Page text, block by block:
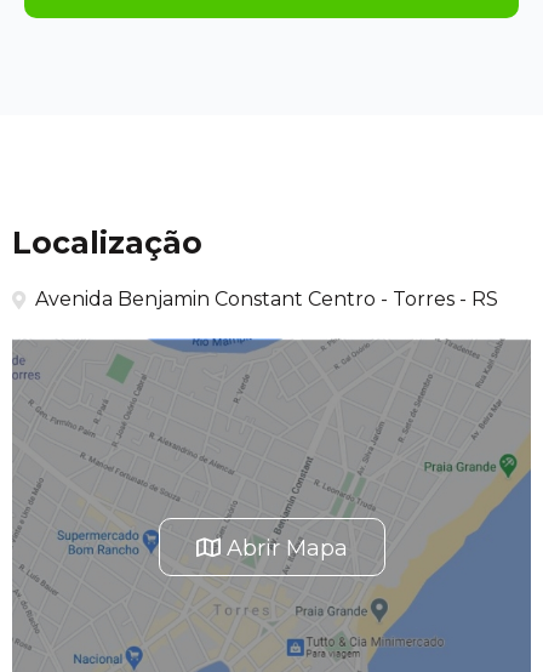
Localização
Avenida Benjamin Constant Centro - Torres - RS
Abrir Mapa